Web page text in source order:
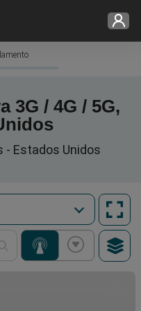
3G / 4G / 5G,
- Estados Unidos